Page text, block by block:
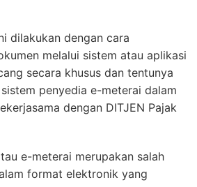
dilakukan dengan cara
melalui sistem atau aplikasi
secara khusus dan tentunya
penyedia e-meterai dalam
dengan DITJEN Pajak
e-meterai merupakan salah
format elektronik yang